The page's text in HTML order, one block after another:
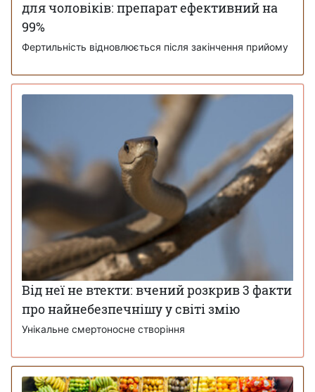
для чоловіків: препарат ефективний на
99%
Фертильність відновлюється після закінчення прийому
Від неї не втекти: вчений розкрив 3 факти
про найнебезпечнішу у світі змію
Унікальне смертоносне створіння